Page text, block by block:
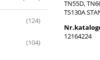
(124)
(104)
TN55D,
TS130A
12164224